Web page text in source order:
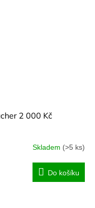
2 000 Kč
Skladem (>5 ks)
Do košíku